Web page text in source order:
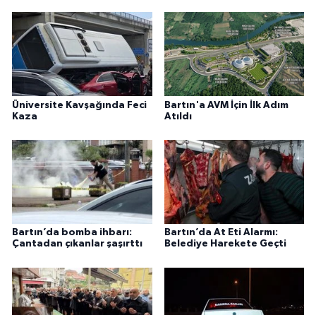
Üniversite Kavşağında Feci
Kaza
Bartın'a AVM İçin İlk Adım
Atıldı
Bartın’da bomba ihbarı:
Çantadan çıkanlar şaşırttı
Bartın’da At Eti Alarmı:
Belediye Harekete Geçti